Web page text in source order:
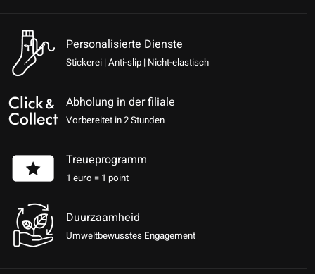
Personalisierte Dienste
Stickerei | Anti-slip | Nicht-elastisch
Abholung in der filiale
Vorbereitet in 2 Stunden
Treueprogramm
1 euro = 1 point
Duurzaamheid
Umweltbewusstes Engagement